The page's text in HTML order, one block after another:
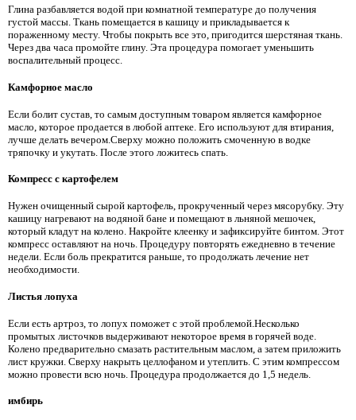
Глина разбавляется водой при комнатной температуре до получения
густой массы. Ткань помещается в кашицу и прикладывается к
пораженному месту. Чтобы покрыть все это, пригодится шерстяная ткань.
Через два часа промойте глину. Эта процедура помогает уменьшить
воспалительный процесс.
Камфорное масло
Если болит сустав, то самым доступным товаром является камфорное
масло, которое продается в любой аптеке. Его используют для втирания,
лучше делать вечером.Сверху можно положить смоченную в водке
тряпочку и укутать. После этого ложитесь спать.
Компресс с картофелем
Нужен очищенный сырой картофель, прокрученный через мясорубку. Эту
кашицу нагревают на водяной бане и помещают в льняной мешочек,
который кладут на колено. Накройте клеенку и зафиксируйте бинтом. Этот
компресс оставляют на ночь. Процедуру повторять ежедневно в течение
недели. Если боль прекратится раньше, то продолжать лечение нет
необходимости.
Листья лопуха
Если есть артроз, то лопух поможет с этой проблемой.Несколько
промытых листочков выдерживают некоторое время в горячей воде.
Колено предварительно смазать растительным маслом, а затем приложить
лист кружки. Сверху накрыть целлофаном и утеплить. С этим компрессом
можно провести всю ночь. Процедура продолжается до 1,5 недель.
имбирь